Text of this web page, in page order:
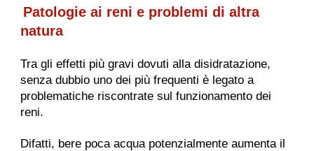
Patologie ai reni e problemi di altra
natura
Tra gli effetti più gravi dovuti alla disidratazione,
senza dubbio uno dei più frequenti è legato a
problematiche riscontrate sul funzionamento dei
reni.
Difatti, bere poca acqua potenzialmente aumenta il